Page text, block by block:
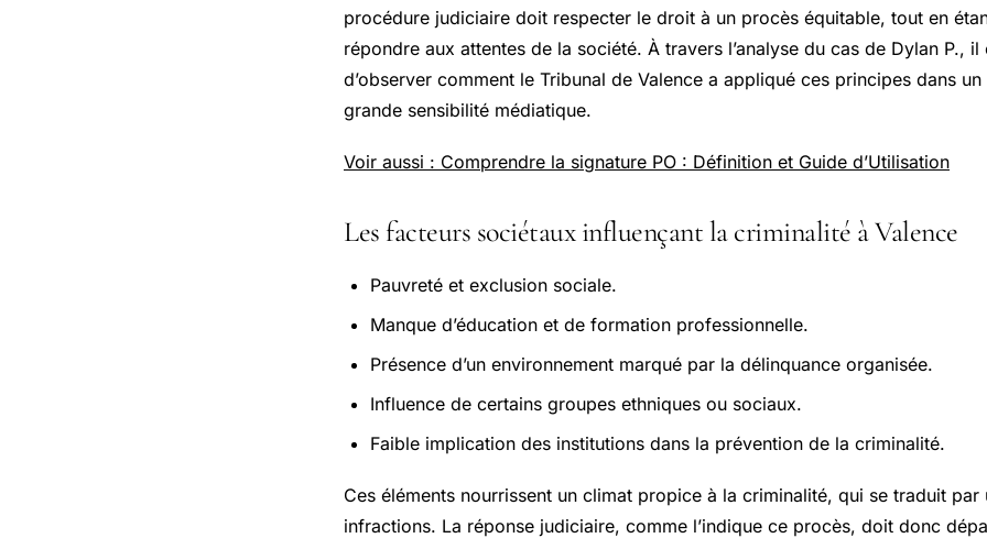
procédure judiciaire doit respecter le droit à un procès équitable, tout en
répondre aux attentes de la société. À travers l’analyse du cas de Dylan P., il
d’observer comment le Tribunal de Valence a appliqué ces principes dans
grande sensibilité médiatique.
Voir aussi : Comprendre la signature PO : Définition et Guide d’Utilisation
Les facteurs sociétaux influençant la criminalité à Valence
Pauvreté et exclusion sociale.
Manque d’éducation et de formation professionnelle.
Présence d’un environnement marqué par la délinquance organisée.
Influence de certains groupes ethniques ou sociaux.
Faible implication des institutions dans la prévention de la criminalité.
Ces éléments nourrissent un climat propice à la criminalité, qui se traduit par
infractions. La réponse judiciaire, comme l’indique ce procès, doit donc